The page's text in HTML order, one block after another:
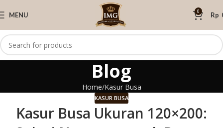
MENU 0 Rp
Blog
Home Kasur Busa
KASUR BUSA
Kasur Busa Ukuran 120×200: